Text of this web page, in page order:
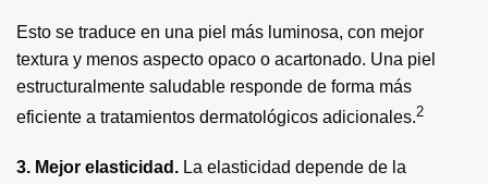
Esto se traduce en una piel más luminosa, con mejor
textura y menos aspecto opaco o acartonado. Una piel
estructuralmente saludable responde de forma más
eficiente a tratamientos dermatológicos adicionales.2
3. Mejor elasticidad. La elasticidad depende de la